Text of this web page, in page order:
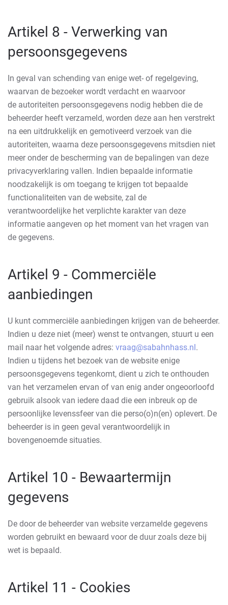
Artikel 8 - Verwerking van
persoonsgegevens
In geval van schending van enige wet- of regelgeving,
waarvan de bezoeker wordt verdacht en waarvoor
de autoriteiten persoonsgegevens nodig hebben die de
beheerder heeft verzameld, worden deze aan hen verstrekt
na een uitdrukkelijk en gemotiveerd verzoek van die
autoriteiten, waarna deze persoonsgegevens mitsdien niet
meer onder de bescherming van de bepalingen van deze
privacyverklaring vallen. Indien bepaalde informatie
noodzakelijk is om toegang te krijgen tot bepaalde
functionaliteiten van de website, zal de
verantwoordelijke het verplichte karakter van deze
informatie aangeven op het moment van het vragen van
de gegevens.
Artikel 9 - Commerciële
aanbiedingen
U kunt commerciële aanbiedingen krijgen van de beheerder.
Indien u deze niet (meer) wenst te ontvangen, stuurt u een
mail naar het volgende adres: vraag@sabahnhass.nl.
Indien u tijdens het bezoek van de website enige
persoonsgegevens tegenkomt, dient u zich te onthouden
van het verzamelen ervan of van enig ander ongeoorloofd
gebruik alsook van iedere daad die een inbreuk op de
persoonlijke levenssfeer van die perso(o)n(en) oplevert. De
beheerder is in geen geval verantwoordelijk in
bovengenoemde situaties.
Artikel 10 - Bewaartermijn
gegevens
De door de beheerder van website verzamelde gegevens
worden gebruikt en bewaard voor de duur zoals deze bij
wet is bepaald.
Artikel 11 - Cookies